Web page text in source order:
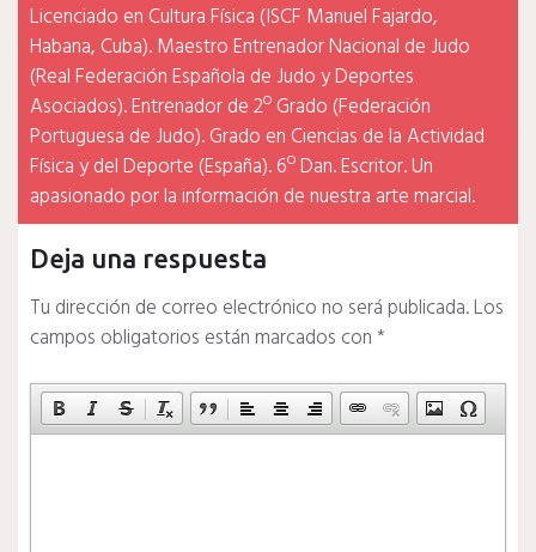
Licenciado en Cultura Física (ISCF Manuel Fajardo,
Habana, Cuba). Maestro Entrenador Nacional de Judo
(Real Federación Española de Judo y Deportes
Asociados). Entrenador de 2º Grado (Federación
Portuguesa de Judo). Grado en Ciencias de la Actividad
Física y del Deporte (España). 6º Dan. Escritor. Un
apasionado por la información de nuestra arte marcial.
Deja una respuesta
Tu dirección de correo electrónico no será publicada.Los
campos obligatorios están marcados con*